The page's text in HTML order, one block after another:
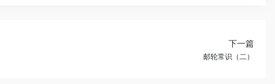
下一篇
邮轮常识（二）